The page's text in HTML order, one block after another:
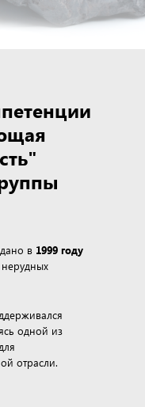
в 1999 году
одной из
отрасли.